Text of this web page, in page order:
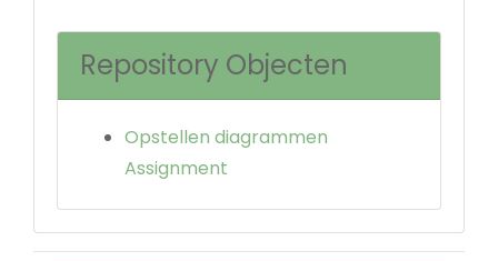
Repository Objecten
Opstellen diagrammen
Assignment